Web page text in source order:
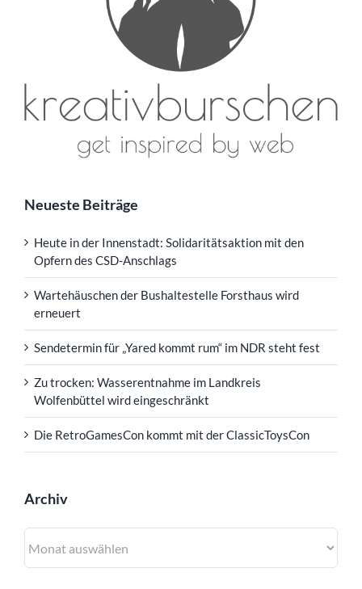
Neueste Beiträge
Heute in der Innenstadt: Solidaritätsaktion mit den
Opfern des CSD-Anschlags
Wartehäuschen der Bushaltestelle Forsthaus wird
erneuert
Sendetermin für „Yared kommt rum“ im NDR steht fest
Zu trocken: Wasserentnahme im Landkreis
Wolfenbüttel wird eingeschränkt
Die RetroGamesCon kommt mit der ClassicToysCon
Archiv